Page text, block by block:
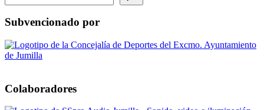
Subvencionado por
Colaboradores